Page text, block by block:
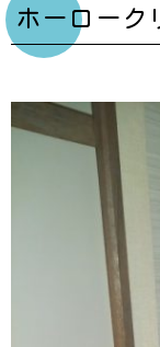
ホーローク